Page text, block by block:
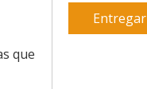
que
Entregar